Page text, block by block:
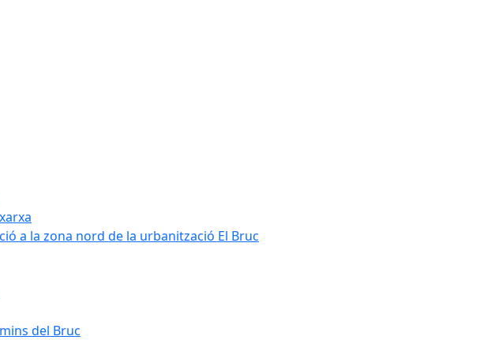
a la zona nord de la urbanització El Bruc
del Bruc